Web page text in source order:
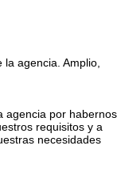
agencia. Amplio,
agencia por habernos
requisitos y a
necesidades